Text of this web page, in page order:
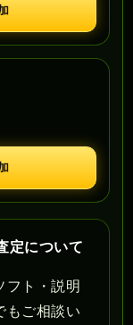
定について
フト・説明
もご相談い